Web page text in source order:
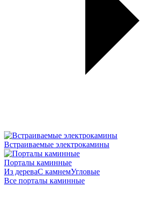
Встраиваемые электрокамины
Порталы каминные
Из дереваС камнемУгловые
Все порталы каминные